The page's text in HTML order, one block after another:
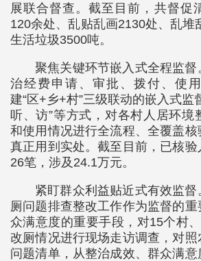
展联合督查。截至目前，共督促
120余处、乱贴乱画2130处、乱堆
生活垃圾3500吨。
聚焦关键环节嵌入式全程监
治经费申请、审批、拨付、使
建“区+乡+村”三级联动的嵌入式监
听、访”等方式，对各村人居环境
和使用情况进行全流程、全覆盖
真正用到实处。截至目前，已核
26笔，涉及24.1万元。
紧盯群众利益贴近式有效监
厕问题排查整改工作作为监督的
众满意度的重要手段，对15个村
改厕情况进行现场走访调查，对
问题清单，从整治成效、群众满